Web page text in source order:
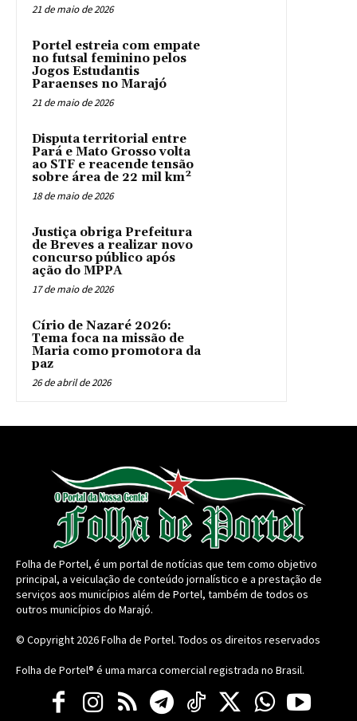
21 de maio de 2026
Portel estreia com empate
no futsal feminino pelos
Jogos Estudantis
Paraenses no Marajó
21 de maio de 2026
Disputa territorial entre
Pará e Mato Grosso volta
ao STF e reacende tensão
sobre área de 22 mil km²
18 de maio de 2026
Justiça obriga Prefeitura
de Breves a realizar novo
concurso público após
ação do MPPA
17 de maio de 2026
Círio de Nazaré 2026:
Tema foca na missão de
Maria como promotora da
paz
26 de abril de 2026
Folha de Portel, é um portal de notícias que tem como objetivo
principal, a veiculação de conteúdo jornalístico e a prestação de
serviços aos municípios além de Portel, também de todos os
outros municípios do Marajó.
© Copyright 2026Folha de Portel. Todos os direitos reservados
Folha de Portel® é uma marca comercial registrada no Brasil.